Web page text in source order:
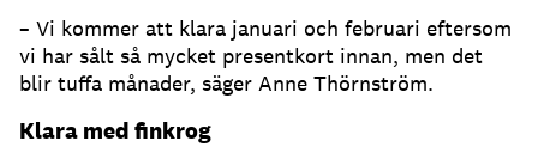
– Vi kommer att klara januari och februari eftersom
vi har sålt så mycket presentkort innan, men det
blir tuffa månader, säger Anne Thörnström.
Klara med finkrog